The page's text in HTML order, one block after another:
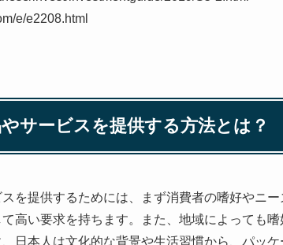
e/e2208.html
サービスを提供する方法とは？
を提供するためには、まず消費者の嗜好やニ
高い要求を持ちます。また、地域によっても
日本人は文化的な背景や生活習慣から、パッ